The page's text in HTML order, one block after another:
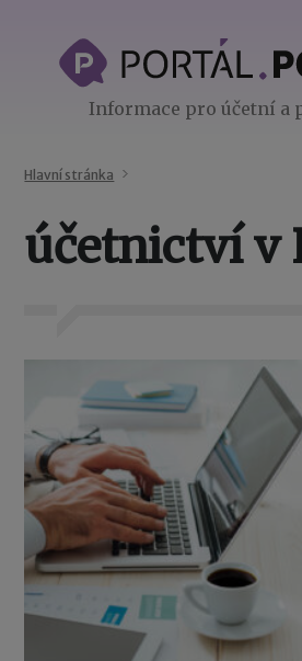
Informace pro účetní a
Hlavní stránka
účetnictví v